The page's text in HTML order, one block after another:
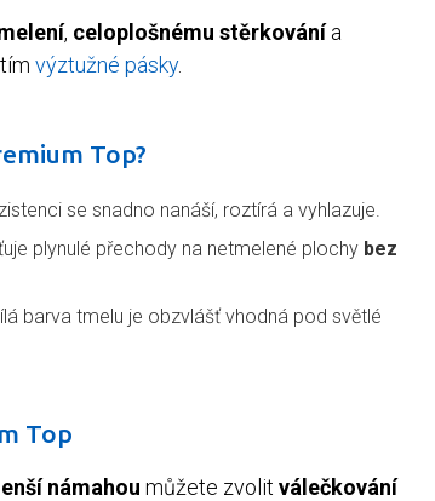
, celoplošnému stěrkovánía
výztužné pásky.
Top?
se snadno nanáší, roztírá a vyhlazuje.
plynulé přechody na netmelené plochy bez
barva tmelu je obzvlášť vhodná pod světlé
Top
námahou můžete zvolit válečkování